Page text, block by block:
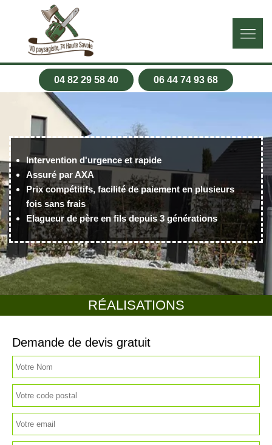
04 82 29 58 40 06 44 74 93 68
RÉALISATIONS
Intervention d'urgence et rapide
Assuré par AXA
Prix compétitifs, facilité de paiement en plusieurs
fois sans frais
Elagueur de père en fils depuis 3 générations
Demande de devis gratuit